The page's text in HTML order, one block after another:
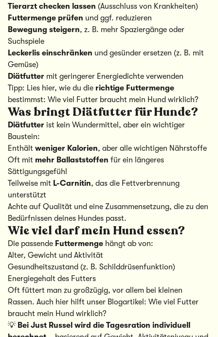
Tierarzt checken lassen (Ausschluss von Krankheiten)
Futtermenge prüfen und ggf. reduzieren
Bewegung steigern, z. B. mehr Spaziergänge oder
Suchspiele
Leckerlis einschränken und gesünder ersetzen (z. B. mit
Gemüse)
Diätfutter mit geringerer Energiedichte verwenden
Tipp: Lies hier, wie du die richtige Futtermenge
bestimmst: Wie viel Futter braucht mein Hund wirklich?
Was bringtDiätfutterfür Hunde?
Diätfutter ist kein Wundermittel, aber ein wichtiger
Baustein:
Enthält weniger Kalorien, aber alle wichtigen Nährstoffe
Oft mit mehr Ballaststoffen für ein längeres
Sättigungsgefühl
Teilweise mit L-Carnitin, das die Fettverbrennung
unterstützt
Achte auf Qualität und eine Zusammensetzung, die zu den
Bedürfnissen deines Hundes passt.
Wie viel darf mein Hund essen?
Die passende Futtermenge hängt ab von:
Alter, Gewicht und Aktivität
Gesundheitszustand (z. B. Schilddrüsenfunktion)
Energiegehalt des Futters
Oft füttert man zu großzügig, vor allem bei kleinen
Rassen. Auch hier hilft unser Blogartikel: Wie viel Futter
braucht mein Hund wirklich?
💡 Bei Just Russel wird die Tagesration individuell